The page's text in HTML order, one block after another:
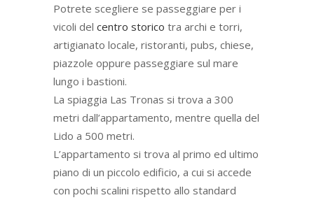
Potrete scegliere se passeggiare per i
vicoli del centro storico tra archi e torri,
artigianato locale, ristoranti, pubs, chiese,
piazzole oppure passeggiare sul mare
lungo i bastioni.
La spiaggia Las Tronas si trova a 300
metri dall’appartamento, mentre quella del
Lido a 500 metri.
L’appartamento si trova al primo ed ultimo
piano di un piccolo edificio, a cui si accede
con pochi scalini rispetto allo standard